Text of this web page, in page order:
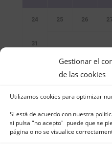
Gestionar el
de las cookies
Utilizamos cookies para optimizar
Si está de acuerdo con nuestra
si pulsa "no acepto" puede que se
página o no se visualice
24 25 26
31
Sin Eventos
Club Naútico de